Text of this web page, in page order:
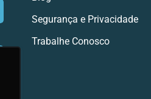
Segurança e Privacidade
Trabalhe Conosco